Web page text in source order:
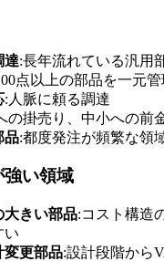
達:長年流れている汎用
点以上の部品を一元
:人脈に頼る調達
の掛売り、中小への前
品:都度発注が頻繁な領
い領域
大きい部品:コスト構造
い
変更部品:設計段階から